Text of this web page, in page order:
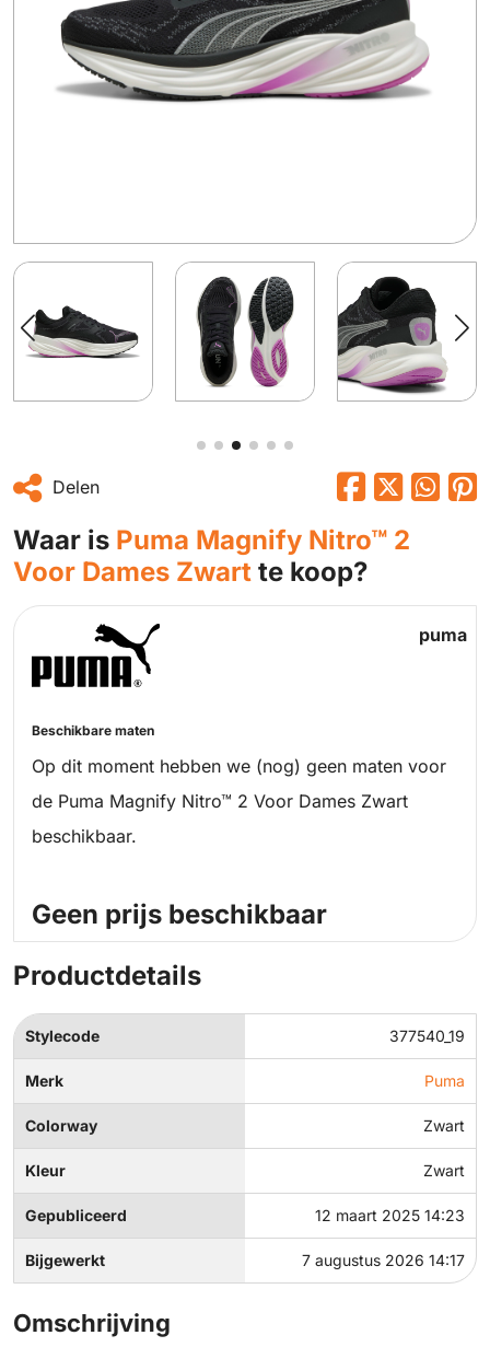
Delen
Waar is Puma Magnify Nitro™ 2
Voor Dames Zwart te koop?
puma
Beschikbare maten
Op dit moment hebben we (nog) geen maten voor
de Puma Magnify Nitro™ 2 Voor Dames Zwart
beschikbaar.
Geen prijs beschikbaar
Productdetails
Stylecode 377540_19
Merk Puma
Colorway Zwart
Kleur Zwart
Gepubliceerd 12 maart 2025 14:23
Bijgewerkt 7 augustus 2026 14:17
Omschrijving